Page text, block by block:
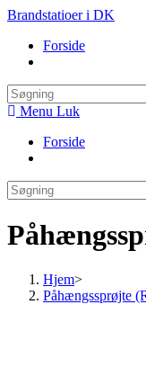
Skip
content
Brandstatioer i DK
Forside
search
Menu Luk
Forside
search
Hjem>
Påhængssprøjte